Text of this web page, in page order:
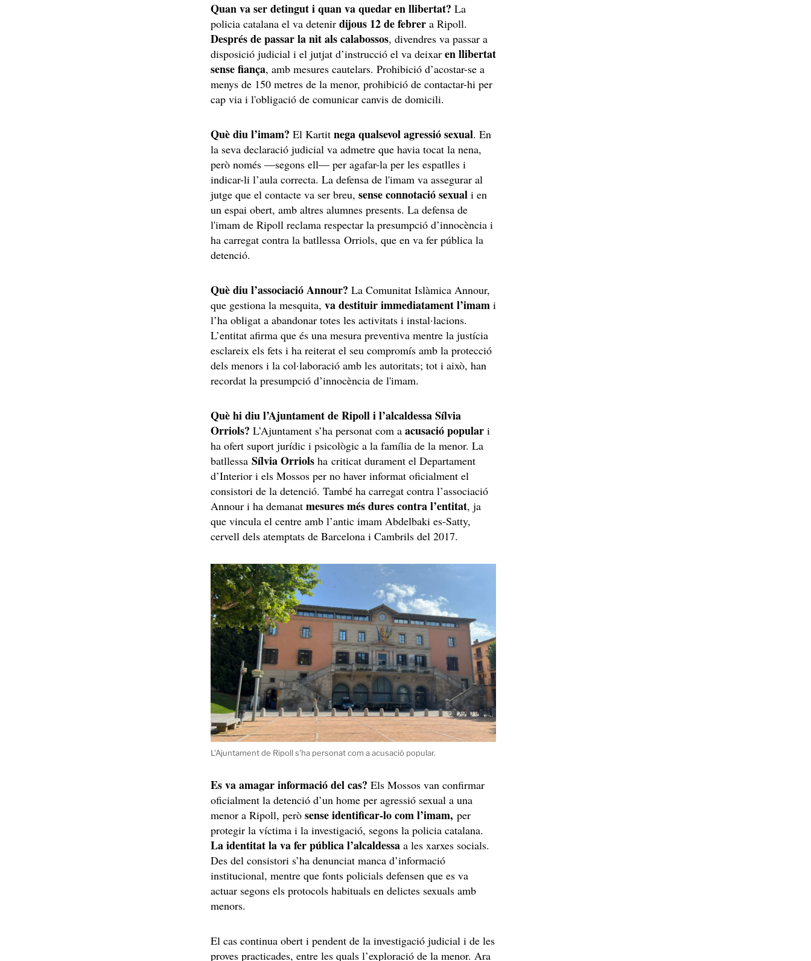
Quan va ser detingut i quan va quedar en llibertat? La
policia catalana el va detenirdijous 12 de febrer a Ripoll.
Després de passar la nit als calabossos, divendres va passar a
disposició judicial i el jutjat d’instrucció el va deixaren llibertat
sense fiança, amb mesures cautelars. Prohibició d’acostar-se a
menys de 150 metres de la menor, prohibició de contactar-hi per
cap via i l'obligació de comunicar canvis de domicili.
Què diu l’imam? El Kartitnega qualsevol agressió sexual. En
la seva declaració judicial va admetre que havia tocat la nena,
però només —segons ell— per agafar-la per les espatlles i
indicar-li l’aula correcta. La defensa de l'imam va assegurar al
jutge que el contacte va ser breu,sense connotació sexual i en
un espai obert, amb altres alumnes presents. La defensa de
l'imam de Ripoll reclama respectar la presumpció d’innocència i
ha carregat contra la batllessa Orriols, que en va fer pública la
detenció.
Què diu l’associació Annour? La Comunitat Islàmica Annour,
que gestiona la mesquita,va destituir immediatament l’imam i
l’ha obligat a abandonar totes les activitats i instal·lacions.
L’entitat afirma que és una mesura preventiva mentre la justícia
esclareix els fets i ha reiterat el seu compromís amb la protecció
dels menors i la col·laboració amb les autoritats; tot i això, han
recordat la presumpció d’innocència de l'imam.
Què hi diu l’Ajuntament de Ripoll i l’alcaldessa Sílvia
Orriols? L’Ajuntament s’ha personat com aacusació popular i
ha ofert suport jurídic i psicològic a la família de la menor. La
batllessaSílvia Orriolsha criticat durament el Departament
d’Interior i els Mossos per no haver informat oficialment el
consistori de la detenció. També ha carregat contra l’associació
Annour i ha demanatmesures més dures contra l’entitat, ja
que vincula el centre amb l’antic imam Abdelbaki es-Satty,
cervell dels atemptats de Barcelona i Cambrils del 2017.
L'Ajuntament de Ripoll s'ha personat com a acusació popular.
Es va amagar informació del cas? Els Mossos van confirmar
oficialment la detenció d’un home per agressió sexual a una
menor a Ripoll, peròsense identificar-lo com l’imam,per
protegir la víctima i la investigació, segons la policia catalana.
La identitat la va fer pública l’alcaldessaa les xarxes socials.
Des del consistori s’ha denunciat manca d’informació
institucional, mentre que fonts policials defensen que es va
actuar segons els protocols habituals en delictes sexuals amb
menors.
El cas continua obert i pendent de la investigació judicial i de les
proves practicades, entre les quals l’exploració de la menor. Ara